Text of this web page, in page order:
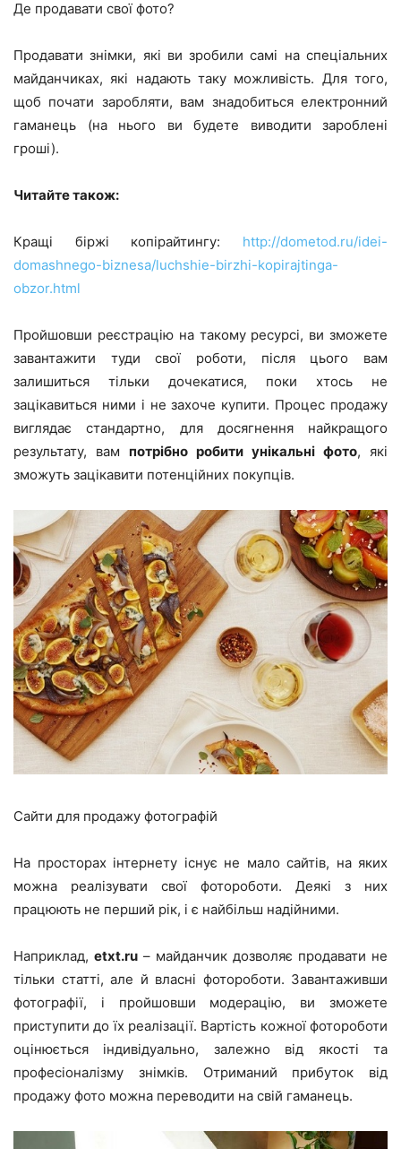
Де продавати свої фото?
Продавати знімки, які ви зробили самі на спеціальних
майданчиках, які надають таку можливість. Для того,
щоб почати заробляти, вам знадобиться електронний
гаманець (на нього ви будете виводити зароблені
гроші).
Читайте також:
Кращі біржі копірайтингу: http://dometod.ru/idei-
domashnego-biznesa/luchshie-birzhi-kopirajtinga-
obzor.html
Пройшовши реєстрацію на такому ресурсі, ви зможете
завантажити туди свої роботи, після цього вам
залишиться тільки дочекатися, поки хтось не
зацікавиться ними і не захоче купити. Процес продажу
виглядає стандартно, для досягнення найкращого
результату, вам потрібно робити унікальні фото, які
зможуть зацікавити потенційних покупців.
Сайти для продажу фотографій
На просторах інтернету існує не мало сайтів, на яких
можна реалізувати свої фотороботи. Деякі з них
працюють не перший рік, і є найбільш надійними.
Наприклад, etxt.ru – майданчик дозволяє продавати не
тільки статті, але й власні фотороботи. Завантаживши
фотографії, і пройшовши модерацію, ви зможете
приступити до їх реалізації. Вартість кожної фотороботи
оцінюється індивідуально, залежно від якості та
професіоналізму знімків. Отриманий прибуток від
продажу фото можна переводити на свій гаманець.